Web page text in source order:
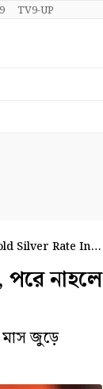
TV9-UP
Silver Rate In
নাহলে
জুড়ে